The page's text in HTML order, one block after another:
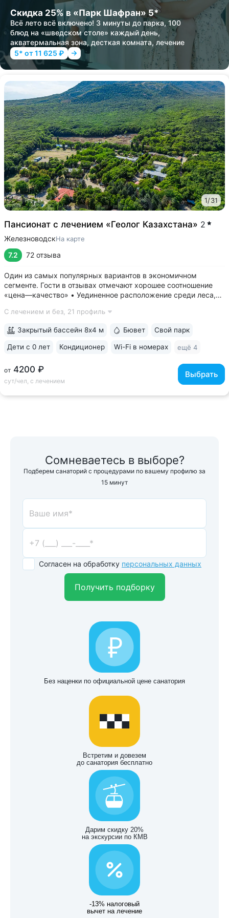
Скидка 25% в «Парк Шафран» 5*
Всё лето всё включено! 3 минуты до парка, 100
блюд на «шведском столе» каждый день,
акватермальная зона, десткая комната, лечение
5* от 11 625 ₽
1/31
Пансионат с лечением «Геолог Казахстана» 2
ЖелезноводскНа карте
7.2 72 отзыва
Один из самых популярных вариантов в экономичном
сегменте. Гости в отзывах отмечают хорошее соотношение
«цена—качество» • Уединенное расположение среди леса,
заповедника 6 га с цветущими деревьями, беседками,
С лечением и без, 21 профиль
от 4200 ₽
сут/чел, с лечением
Выбрать
Закрытый бассейн 8х4 м Бювет Свой парк
Дети с 0 лет Кондиционер Wi-Fi в номерах ещё 4
Сомневаетесь в выборе?
Подберем санаторий с процедурами по вашему профилю за
15 минут
Согласен на обработку персональных данных
Получить подборку
Без наценки по официальной цене санатория
Встретим и довезем
до санатория бесплатно
Дарим скидку 20%
на экскурсии по КМВ
-13% налоговый
вычет на лечение